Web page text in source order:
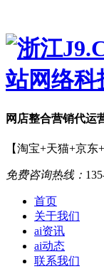
网店整合营销代运
【淘宝+天猫+京东
免费咨询热线：
首页
关于我们
ai资讯
ai动态
联系我们